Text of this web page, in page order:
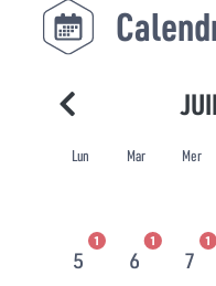
Lun Mar Mer
5
1
6
1
7
1